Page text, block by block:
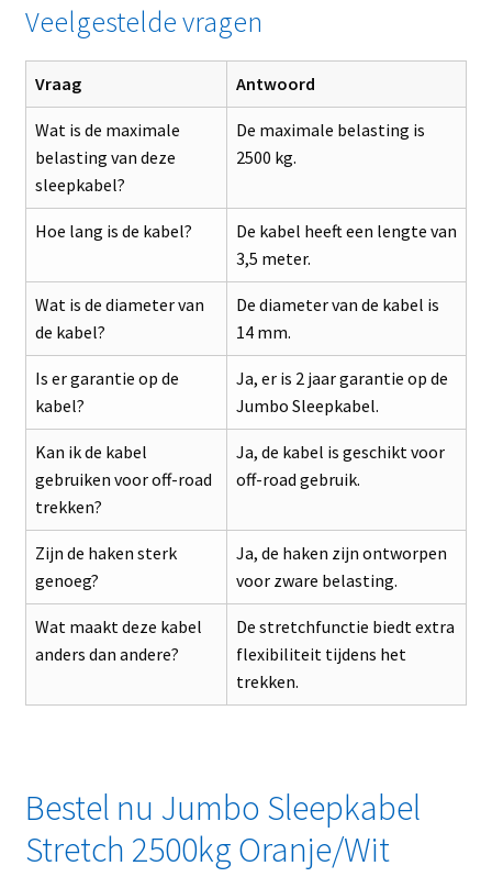
Veelgestelde vragen
Vraag Antwoord
Wat is de maximale
belasting van deze
sleepkabel?
De maximale belasting is
2500 kg.
Hoe lang is de kabel?
De kabel heeft een lengte van
3,5 meter.
Wat is de diameter van
de kabel?
De diameter van de kabel is
14 mm.
Is er garantie op de
kabel?
Ja, er is 2 jaar garantie op de
Jumbo Sleepkabel.
Kan ik de kabel
gebruiken voor off-road
trekken?
Ja, de kabel is geschikt voor
off-road gebruik.
Zijn de haken sterk
genoeg?
Ja, de haken zijn ontworpen
voor zware belasting.
Wat maakt deze kabel
anders dan andere?
De stretchfunctie biedt extra
flexibiliteit tijdens het
trekken.
Bestel nu Jumbo Sleepkabel
Stretch 2500kg Oranje/Wit